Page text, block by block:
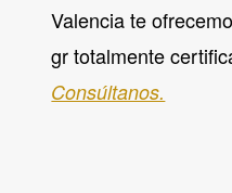
Valencia te
gr totalmente
Consúltanos.